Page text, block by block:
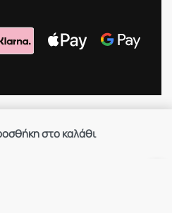
στο καλάθι